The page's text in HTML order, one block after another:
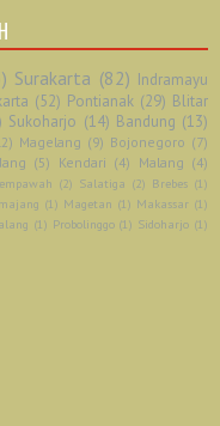
Surakarta (82) Indramayu
(52) Pontianak (29) Blitar
Sukoharjo (14) Bandung (13)
Magelang (9) Bojonegoro (7)
(5) Kendari (4) Malang (4)
(2) Salatiga (2) Brebes (1)
(1) Magetan (1) Makassar (1)
(1) Probolinggo (1) Sidoharjo (1)